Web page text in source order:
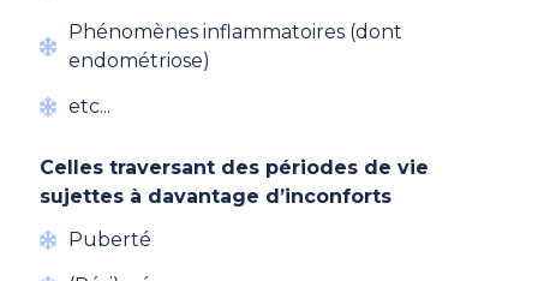
Phénomènes inflammatoires (dont
endométriose)
etc...
Celles traversant des périodes de vie
sujettes à davantage d’inconforts
Puberté